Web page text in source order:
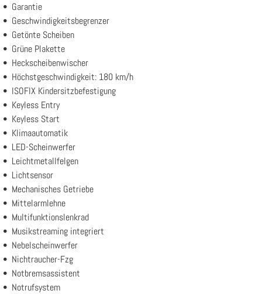
Garantie
Geschwindigkeitsbegrenzer
Getönte Scheiben
Grüne Plakette
Heckscheibenwischer
Höchstgeschwindigkeit: 180 km/h
ISOFIX Kindersitzbefestigung
Keyless Entry
Keyless Start
Klimaautomatik
LED-Scheinwerfer
Leichtmetallfelgen
Lichtsensor
Mechanisches Getriebe
Mittelarmlehne
Multifunktionslenkrad
Musikstreaming integriert
Nebelscheinwerfer
Nichtraucher-Fzg
Notbremsassistent
Notrufsystem